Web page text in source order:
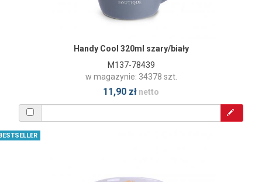
Handy Cool 320ml szary/biały
M137-78439
w magazynie: 34378 szt.
11,90 zł netto